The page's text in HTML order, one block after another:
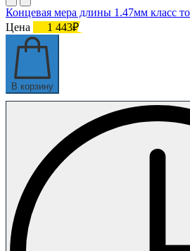
Концевая мера длины 1.47мм класс
Цена
1 443₽
В корзину